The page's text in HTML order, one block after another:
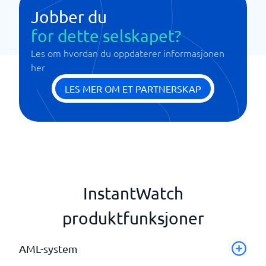
Jobber du
for dette selskapet?
Les om hvordan du oppdaterer informasjonen
her
LES MER OM ET PARTNERSKAP
InstantWatch
produktfunksjoner
AML-system